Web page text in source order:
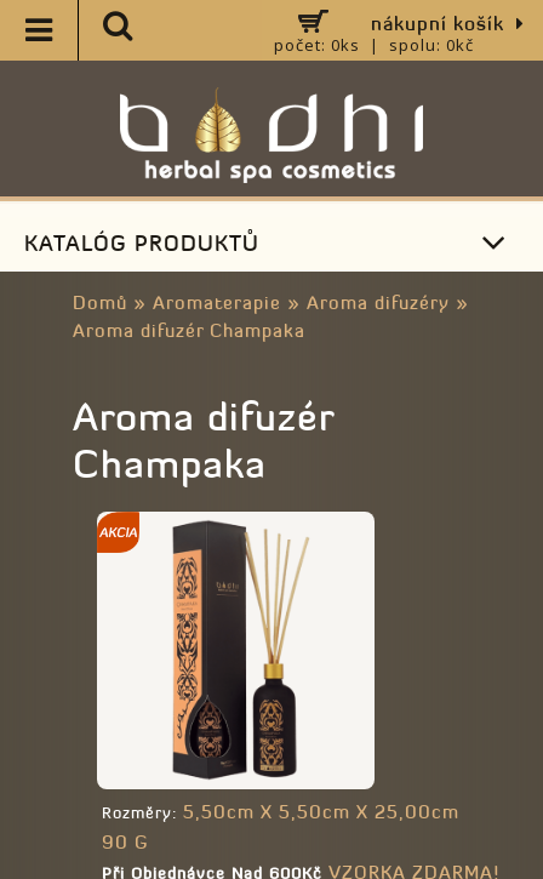
nákupní košík
počet: 0ks | spolu: 0kč
KATALÓG PRODUKTŮ
Domů » Aromaterapie » Aroma difuzéry »
Aroma difuzér Champaka
Aroma difuzér
Champaka
Rozměry: 5,50cm X 5,50cm X 25,00cm
90 G
Při Objednávce Nad 600Kč VZORKA ZDARMA!